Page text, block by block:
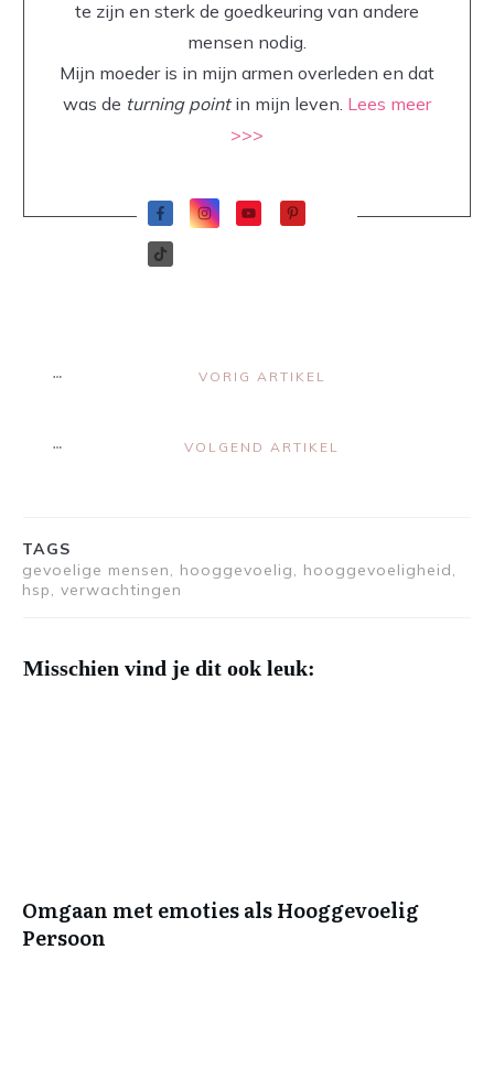
te zijn en sterk de goedkeuring van andere
mensen nodig.
Mijn moeder is in mijn armen overleden en dat
was de turning pointin mijn leven. Lees meer
>>>
VORIG ARTIKEL
VOLGEND ARTIKEL
TAGS
gevoelige mensen, hooggevoelig, hooggevoeligheid,
hsp, verwachtingen
Misschien vind je dit ook leuk:
Omgaan met emoties als Hooggevoelig
Persoon